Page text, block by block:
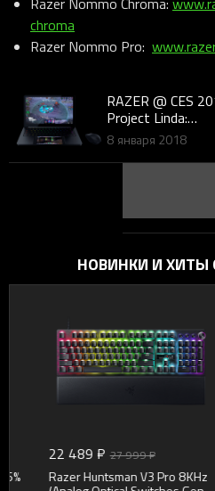
chroma
Razer Nommo Pro:
RAZER @ CES
Project Linda:
концептуальный
лэптопа и Android-
смартфона
8 января 2018
НОВИНКИ И ХИТЫ
22 489 ₽ 27 999 ₽
Razer Huntsman V3 Pro 8KHz